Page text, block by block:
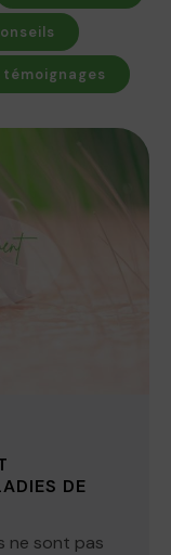
témoignages
DE
ne sont pas